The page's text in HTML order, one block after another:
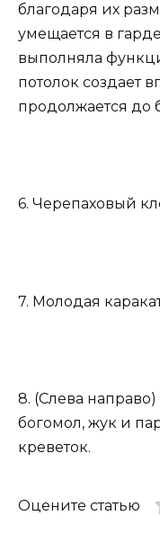
благодаря их
умещается в
выполняла
потолок создает
продолжается до
6. Черепаховый
7. Молодая
8. (Слева
богомол, жук и
креветок.
Оцените статью